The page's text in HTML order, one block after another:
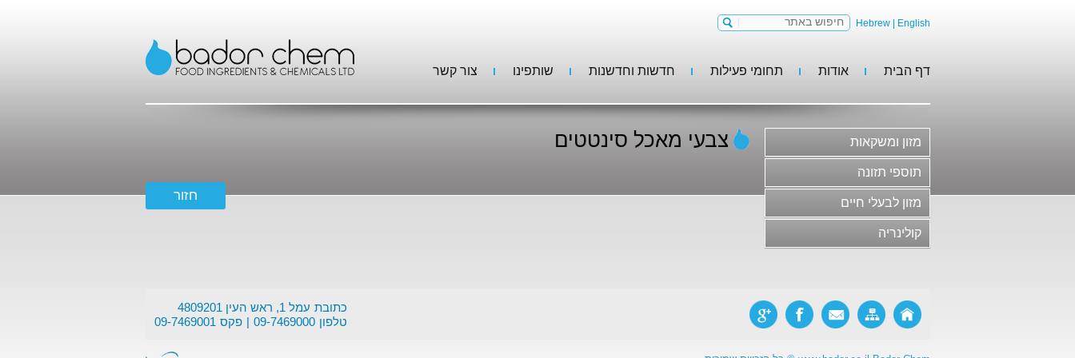
Hebrew| English
דף הבית אודות תחומי פעילות
תוספי תזונה
מזון לבעלי חיים
חדשות וחדשנות שותפינו צור קשר
מזון ומשקאות
משקאות וסירופים
גלידות, קינוחים וקונדיטוריה
חלב ומוצריו
בשר ומוצריו ותחליפי בשר
ריבות, דבש ודברי מתיקה
מזון פונקציונלי
תוספי תזונה
מזון לבעלי חיים
קולינריה
צבעי מאכל סינטטים
כתובת עמל 1, ראש העין 4809201
טלפון 09-7469000 פקס 09-7469001